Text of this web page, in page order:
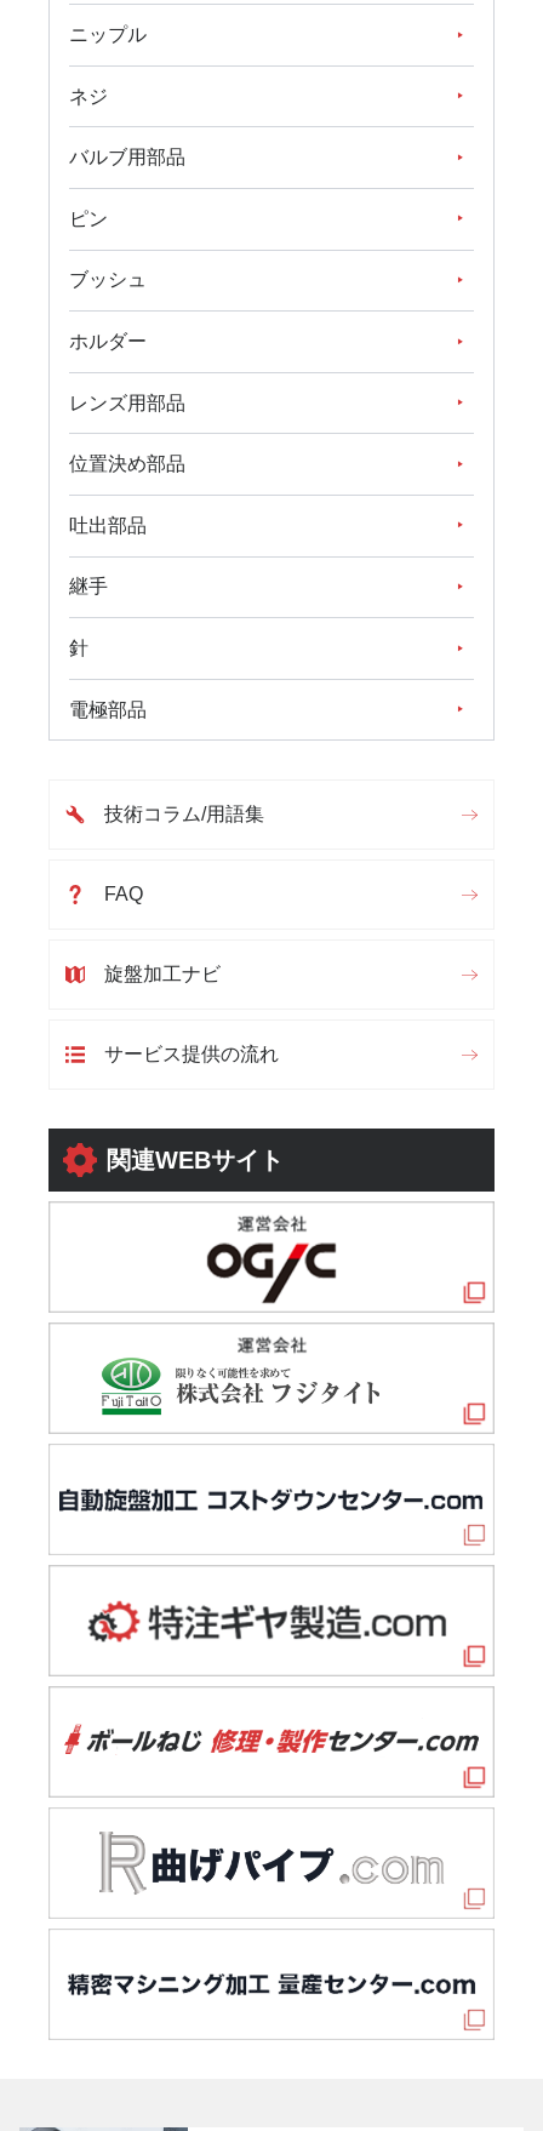
ニップル
ネジ
バルブ用部品
ピン
ブッシュ
ホルダー
レンズ用部品
位置決め部品
吐出部品
継手
針
電極部品
技術コラム/用語集
FAQ
旋盤加工ナビ
サービス提供の流れ
関連WEBサイト